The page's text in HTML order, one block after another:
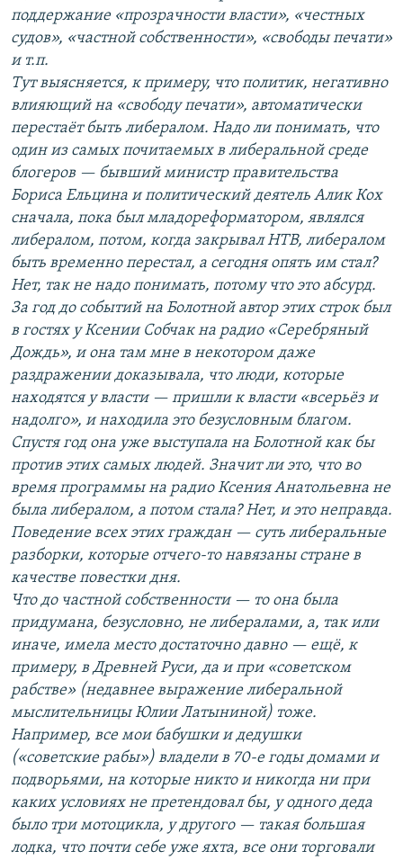
поддержание «прозрачности власти», «честных
судов», «частной собственности», «свободы печати»
и т.п.
Тут выясняется, к примеру, что политик, негативно
влияющий на «свободу печати», автоматически
перестаёт быть либералом. Надо ли понимать, что
один из самых почитаемых в либеральной среде
блогеров — бывший министр правительства
Бориса Ельцина и политический деятель Алик Кох
сначала, пока был младореформатором, являлся
либералом, потом, когда закрывал НТВ, либералом
быть временно перестал, а сегодня опять им стал?
Нет, так не надо понимать, потому что это абсурд.
За год до событий на Болотной автор этих строк был
в гостях у Ксении Собчак на радио «Серебряный
Дождь», и она там мне в некотором даже
раздражении доказывала, что люди, которые
находятся у власти — пришли к власти «всерьёз и
надолго», и находила это безусловным благом.
Спустя год она уже выступала на Болотной как бы
против этих самых людей. Значит ли это, что во
время программы на радио Ксения Анатольевна не
была либералом, а потом стала? Нет, и это неправда.
Поведение всех этих граждан — суть либеральные
разборки, которые отчего-то навязаны стране в
качестве повестки дня.
Что до частной собственности — то она была
придумана, безусловно, не либералами, а, так или
иначе, имела место достаточно давно — ещё, к
примеру, в Древней Руси, да и при «советском
рабстве» (недавнее выражение либеральной
мыслительницы Юлии Латыниной) тоже.
Например, все мои бабушки и дедушки
(«советские рабы») владели в 70-е годы домами и
подворьями, на которые никто и никогда ни при
каких условиях не претендовал бы, у одного деда
было три мотоцикла, у другого — такая большая
лодка, что почти себе уже яхта, все они торговали